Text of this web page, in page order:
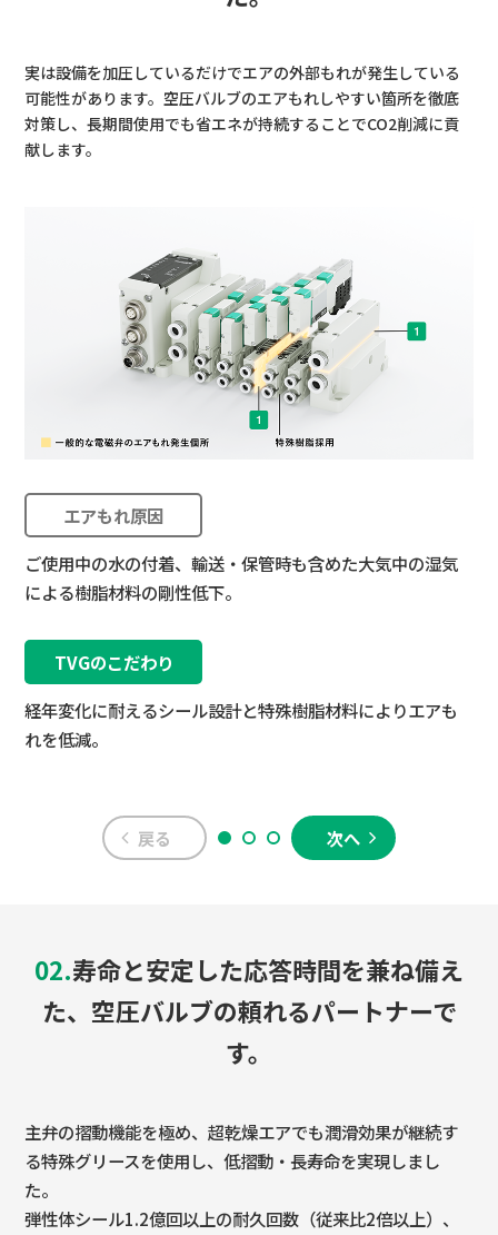
実は設備を加圧しているだけでエアの外部もれが発生している
可能性があります。空圧バルブのエアもれしやすい箇所を徹底
対策し、長期間使用でも省エネが持続することでCO2削減に貢
献します。
エアもれ原因
ご使用中の水の付着、輸送・保管時も含めた大気中の湿気
による樹脂材料の剛性低下。
TVGのこだわり
経年変化に耐えるシール設計と特殊樹脂材料によりエアも
れを低減。
戻る 次へ
02.寿命と安定した応答時間を兼ね備え
た、空圧バルブの頼れるパートナーで
す。
主弁の摺動機能を極め、超乾燥エアでも潤滑効果が継続す
る特殊グリースを使用し、低摺動・長寿命を実現しまし
た。
弾性体シール1.2億回以上の耐久回数（従来比2倍以上）、